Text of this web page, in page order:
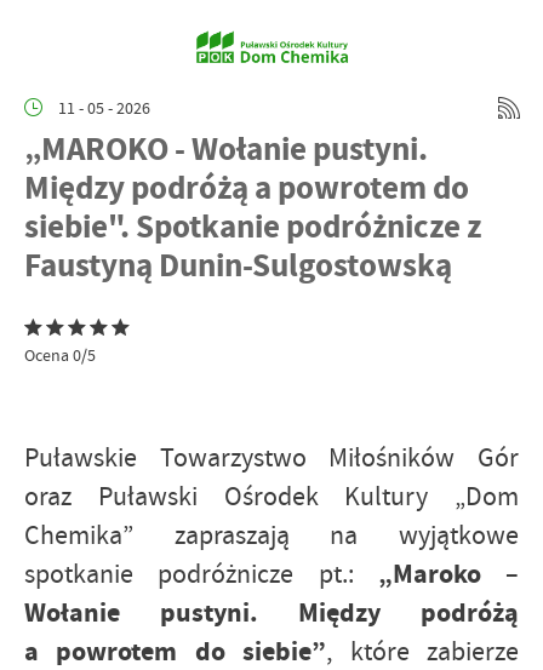
11 - 05 - 2026
„MAROKO - Wołanie pustyni.
Między podróżą a powrotem do
siebie". Spotkanie podróżnicze z
Faustyną Dunin-Sulgostowską
Ocena 0/5
Puławskie Towarzystwo Miłośników Gór
oraz Puławski Ośrodek Kultury „Dom
Chemika” zapraszają na wyjątkowe
spotkanie podróżnicze pt.: „Maroko –
Wołanie pustyni. Między podróżą
a powrotem do siebie”, które zabierze